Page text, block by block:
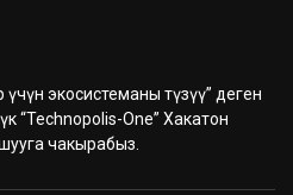
экосистеманы түзүү” деген
“Technopolis-One” Хакатон
чакырабыз.